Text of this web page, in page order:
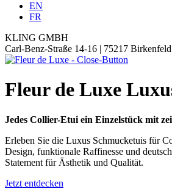
EN
FR
KLING GMBH
Carl-Benz-Straße 14-16 | 75217
Fleur de Luxe
Jedes Collier-Etui ein Einzelstück mit
Erleben Sie die Luxus Schmucketuis für
Design, funktionale Raffinesse und
Statement für Ästhetik und Qualität.
Jetzt entdecken